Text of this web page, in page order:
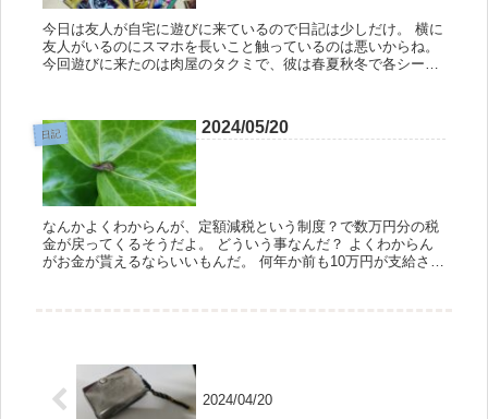
今日は友人が自宅に遊びに来ているので日記は少しだけ。 横に
友人がいるのにスマホを長いこと触っているのは悪いからね。
今回遊びに来たのは肉屋のタクミで、彼は春夏秋冬で各シーズ
日記 2024/05/20
なんかよくわからんが、定額減税という制度？で数万円分の税
金が戻ってくるそうだよ。 どういう事なんだ？ よくわからん
がお金が貰えるならいいもんだ。 何年か前も10万円が支給され
2024/04/20